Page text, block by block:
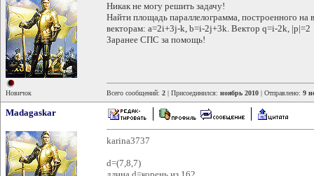
Новичок
Никак не могу решить задачу!
Найти площадь параллелограмма, построенного на
векторам: а=2i+3j-k, b=i-2j+3k. Вектор q=i-2k, |p|=2
Заранее СПС за помощь!
Всего сообщений: 2 | Присоединился: ноябрь 2010 | Отправлено: 9
Madagaskar
karina3737
d=(7,8,7)